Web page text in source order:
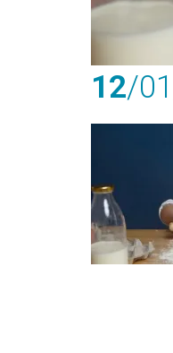
12/01